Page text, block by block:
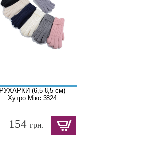
РУХАРКИ (6,5-8,5 см)
Хутро Мікс 3824
154 грн.